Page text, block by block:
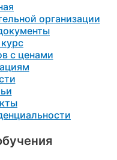
организации
с ценами